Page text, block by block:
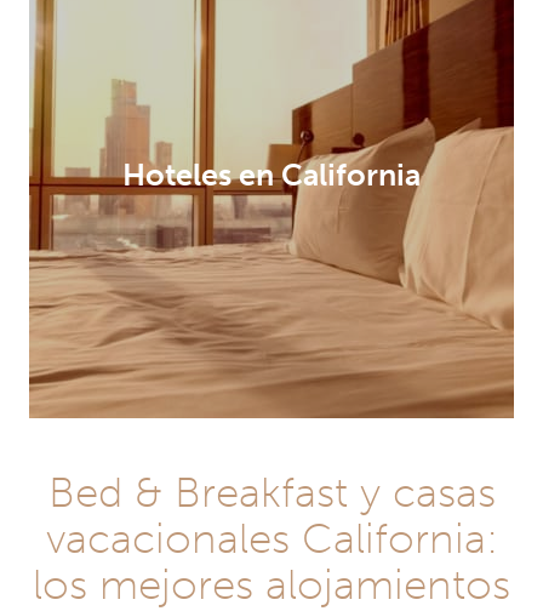
Hoteles en California
Bed & Breakfast y casas
vacacionales California:
los mejores alojamientos